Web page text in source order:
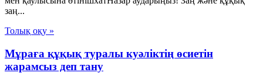
заң...
Толық оқу »
Мұраға құқық туралы куәліктің өсиетін
жарамсыз деп тану